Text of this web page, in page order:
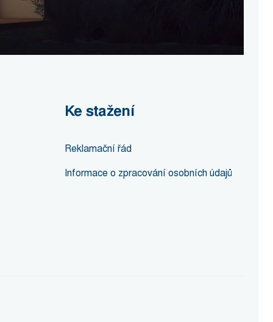
Ke stažení
Reklamační řád
Informace o zpracování osobních údajů